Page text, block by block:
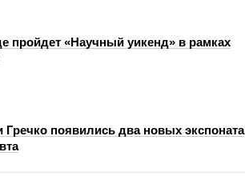
пройдет «Научный уикенд» в рамках
Гречко появились два новых экспоната